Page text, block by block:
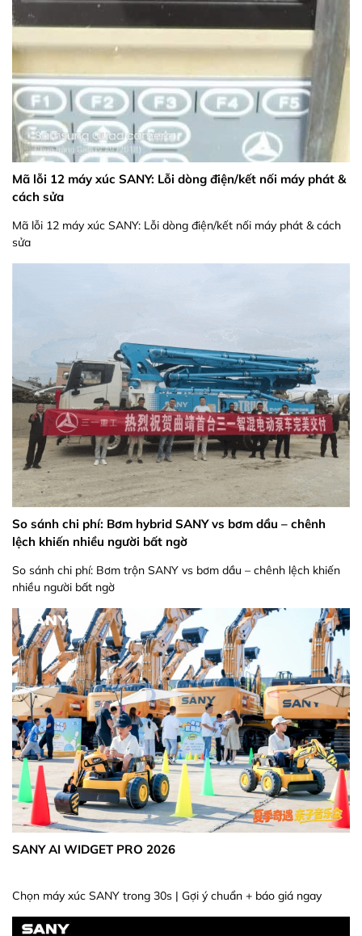
Mã lỗi 12 máy xúc SANY: Lỗi dòng điện/kết nối máy phát &
cách sửa
Mã lỗi 12 máy xúc SANY: Lỗi dòng điện/kết nối máy phát & cách
sửa
So sánh chi phí: Bơm hybrid SANY vs bơm dầu – chênh
lệch khiến nhiều người bất ngờ
So sánh chi phí: Bơm trộn SANY vs bơm dầu – chênh lệch khiến
nhiều người bất ngờ
SANY AI WIDGET PRO 2026
Chọn máy xúc SANY trong 30s | Gợi ý chuẩn + báo giá ngay